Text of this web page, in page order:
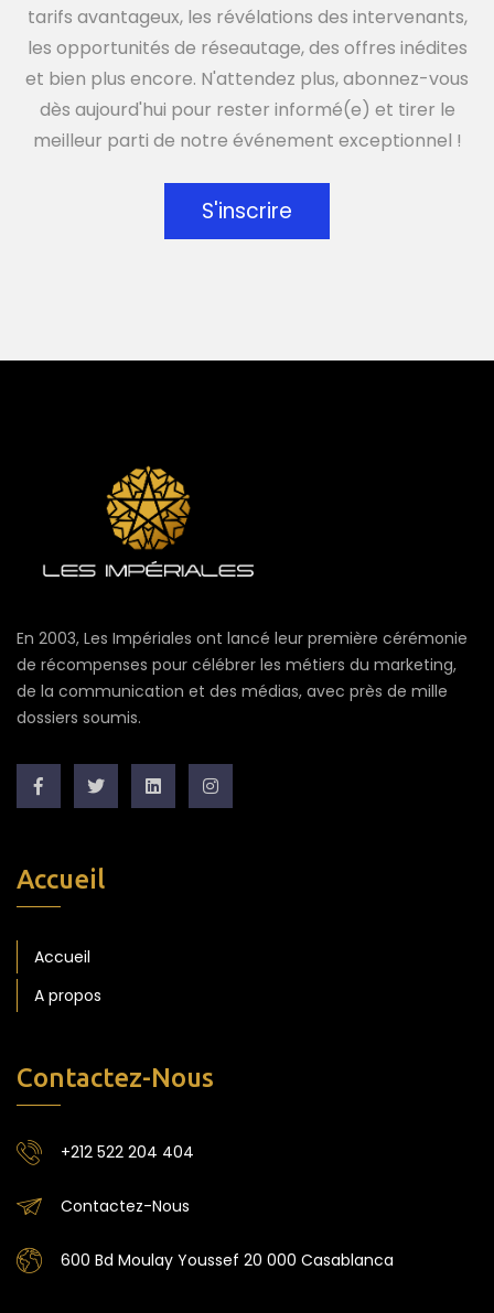
tarifs avantageux, les révélations des intervenants,
les opportunités de réseautage, des offres inédites
et bien plus encore. N'attendez plus, abonnez-vous
dès aujourd'hui pour rester informé(e) et tirer le
meilleur parti de notre événement exceptionnel !
S'inscrire
En 2003, Les Impériales ont lancé leur première cérémonie
de récompenses pour célébrer les métiers du marketing,
de la communication et des médias, avec près de mille
dossiers soumis.
Accueil
Accueil
A propos
Contactez-Nous
+212 522 204 404
Contactez-Nous
600 Bd Moulay Youssef 20 000 Casablanca